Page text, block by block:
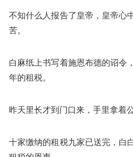
不知什么人报告了皇帝，皇帝心
苦。
白麻纸上书写着施恩布德的诏令
年的租税。
昨天里长才到门口来，手里拿着
十家缴纳的租税九家已送完，白